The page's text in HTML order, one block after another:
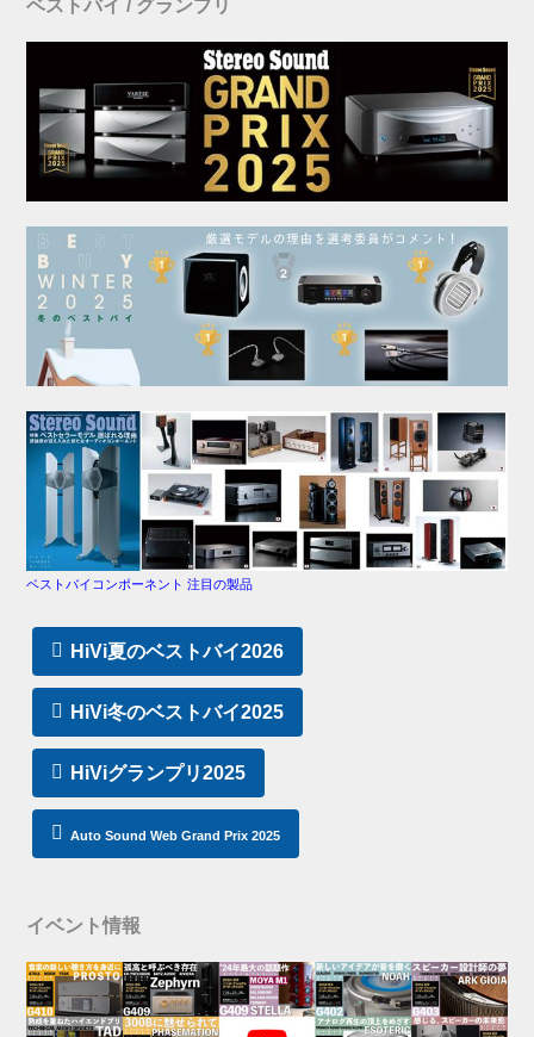
ベストバイ / グランプリ
ベストバイコンポーネント 注目の製品
HiVi夏のベストバイ2026
HiVi冬のベストバイ2025
HiViグランプリ2025
Auto Sound Web Grand Prix 2025
イベント情報